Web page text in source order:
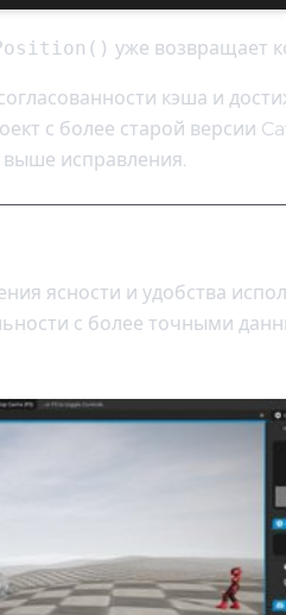
уже возвращает
кэша и
с более старой версии
исправления.
ясности и удобства
с более точными